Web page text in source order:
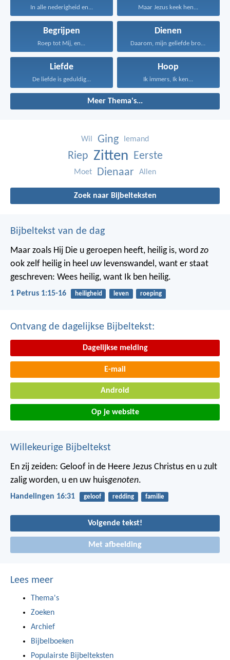
In alle nederigheid en... Maar Jezus keek hen...
Begrijpen
Roep tot Mij, en...
Dienen
Daarom, mijn geliefde broeders...
Liefde
De liefde is geduldig...
Hoop
Ik immers, Ik ken...
Meer Thema's...
Wil Ging Iemand
Riep Zitten Eerste
Moet Dienaar Allen
Zoek naar Bijbelteksten
Bijbeltekst van de dag
Maar zoals Hij Die u geroepen heeft, heilig is, word zo
ook zelf heilig in heel uw levenswandel, want er staat
geschreven: Wees heilig, want Ik ben heilig.
1 Petrus 1:15-16 heiligheid leven roeping
Ontvang de dagelijkse Bijbeltekst:
Dagelijkse melding
E-mail
Android
Op je website
Willekeurige Bijbeltekst
En zij zeiden: Geloof in de Heere Jezus Christus en u zult
zalig worden, u en uw huisgenoten.
Handelingen 16:31 geloof redding familie
Volgende tekst!
Met afbeelding
Lees meer
Thema's
Zoeken
Archief
Bijbelboeken
Populairste Bijbelteksten